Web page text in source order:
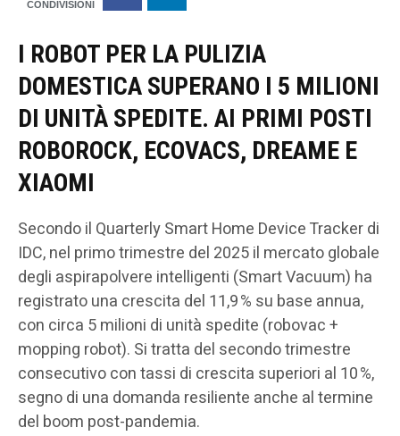
I ROBOT PER LA PULIZIA
DOMESTICA SUPERANO I 5 MILIONI
DI UNITÀ SPEDITE. AI PRIMI POSTI
ROBOROCK, ECOVACS, DREAME E
XIAOMI
Secondo il Quarterly Smart Home Device Tracker di
IDC, nel primo trimestre del 2025 il mercato globale
degli aspirapolvere intelligenti (Smart Vacuum) ha
registrato una crescita del 11,9 % su base annua,
con circa 5 milioni di unità spedite (robovac +
mopping robot). Si tratta del secondo trimestre
consecutivo con tassi di crescita superiori al 10 %,
segno di una domanda resiliente anche al termine
del boom post-pandemia.